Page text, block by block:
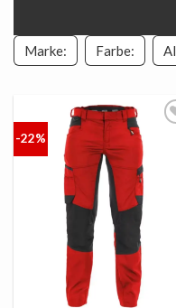
Marke: Farbe:
-22%